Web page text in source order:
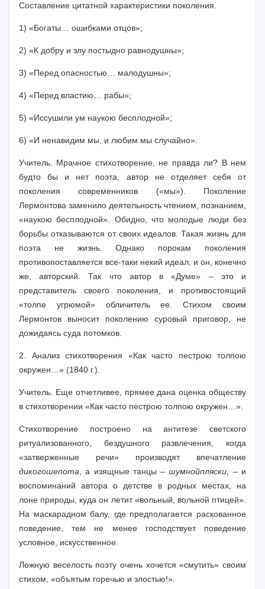
Составление цитатной характеристики поколения.
1) «Богаты… ошибками отцов»;
2) «К добру и злу постыдно равнодушны»;
3) «Перед опасностью… малодушны»;
4) «Перед властию… рабы»;
5) «Иссушили ум наукою бесплодной»;
6) «И ненавидим мы, и любим мы случайно».
Учитель.
Мрачное стихотворение, не правда ли? В нем
будто бы и нет поэта, автор не отделяет себя от
поколения современников («мы»). Поколение
Лермонтова заменило деятельность чтением, познанием,
«наукою бесплодной». Обидно, что молодые люди без
борьбы отказываются от своих идеалов. Такая жизнь для
поэта не жизнь. Однако порокам поколения
противопоставляется все-таки некий идеал, и он, конечно
же, авторский. Так что автор в «Думе» – это и
представитель своего поколения, и противостоящий
«толпе угрюмой» обличитель ее. Стихом своим
Лермонтов выносит поколению суровый приговор, не
дожидаясь суда потомков.
2. Анализ стихотворения «Как часто пестрою толпою
окружен…» (1840 г.).
Учитель.
Еще отчетливее, прямее дана оценка обществу
в стихотворении «Как часто пестрою толпою окружен…».
Стихотворение построено на антитезе светского
ритуализованного, бездушного развлечения, когда
«затверженные речи» производят впечатление
дикогошепота , а изящные танцы –шумнойпляски , – и
воспоминаний автора о детстве в родных местах, на
лоне природы, куда он летит «вольный, вольной птицей».
На маскарадном балу, где предполагается раскованное
поведение, тем не менее господствует поведение
условное, искусственное.
Ложную веселость поэту очень хочется «смутить» своим
стихом, «объятым горечью и злостью!».